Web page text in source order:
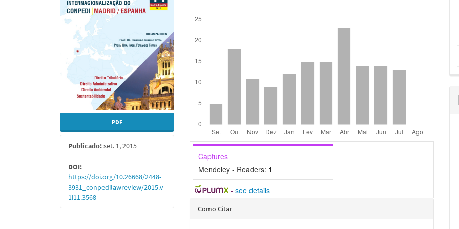
lateral
de
artigos
PDF
Publicado:set. 1, 2015
DOI:
https://doi.org/10.26668/2448-
3931_conpedilawreview/2015.v
1i11.3568
artigo
principal
Captures
Mendeley - Readers: 1
- see details
Detalhes
Como Citar